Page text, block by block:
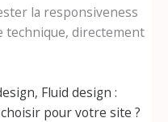
la responsiveness
technique, directement
Fluid design :
pour votre site ?